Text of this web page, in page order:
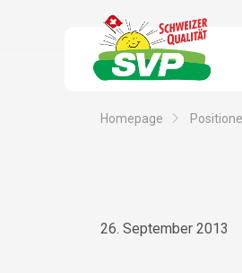
Homepage
26. September 2013